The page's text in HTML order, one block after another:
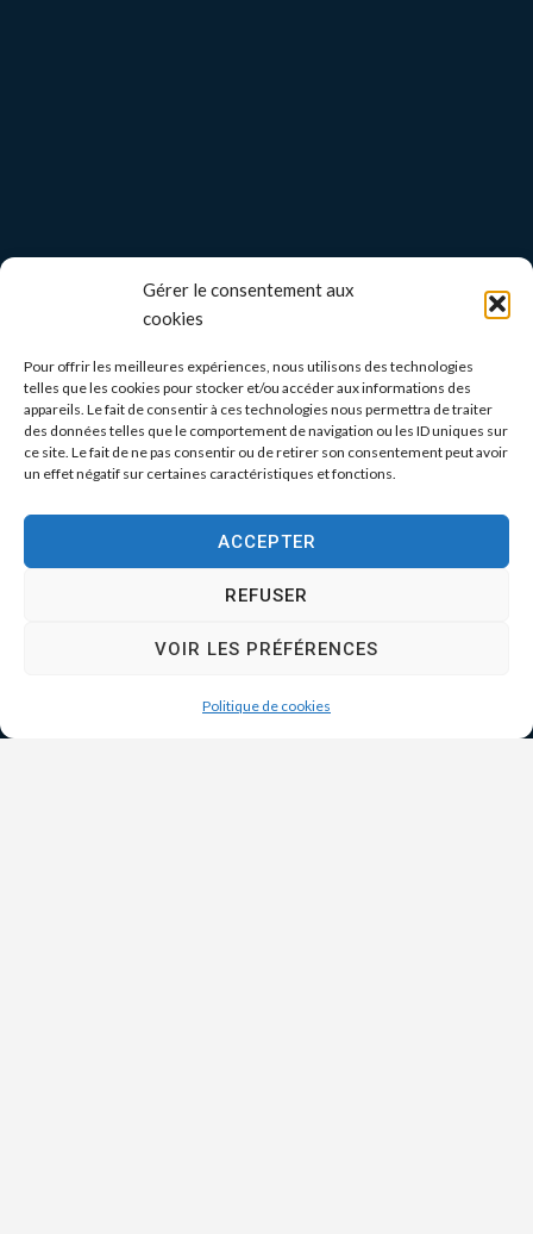
Gérer le consentement aux
cookies
Pour offrir les meilleures expériences, nous utilisons des technologies
telles que les cookies pour stocker et/ou accéder aux informations des
appareils. Le fait de consentir à ces technologies nous permettra de traiter
des données telles que le comportement de navigation ou les ID uniques sur
ce site. Le fait de ne pas consentir ou de retirer son consentement peut avoir
un effet négatif sur certaines caractéristiques et fonctions.
ACCEPTER
REFUSER
VOIR LES PRÉFÉRENCES
Politique de cookies